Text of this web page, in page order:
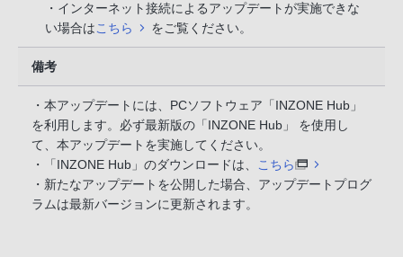
・インターネット接続によるアップデートが実施できな
い場合はこちら をご覧ください。
備考
・本アップデートには、PCソフトウェア「INZONE Hub」
を利用します。必ず最新版の「INZONE Hub」 を使用し
て、本アップデートを実施してください。
・「INZONE Hub」のダウンロードは、
こちら
・新たなアップデートを公開した場合、アップデートプログ
ラムは最新バージョンに更新されます。